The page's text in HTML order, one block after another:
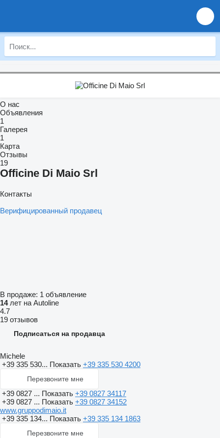
О нас
Объявления
1
Галерея
1
Карта
Отзывы
19
Officine Di Maio Srl
Контакты
Верифицированный продавец
В продаже: 1 объявление
14лет на Autoline
4.7
19 отзывов
Подписаться на продавца
Michele
+39 335 530... Показать +39 335 530 4200
Перезвоните мне
+39 0827 ... Показать +39 0827 34117
+39 0827 ... Показать +39 0827 34152
www.gruppodimaio.it
+39 335 134... Показать +39 335 134 1863
Перезвоните мне